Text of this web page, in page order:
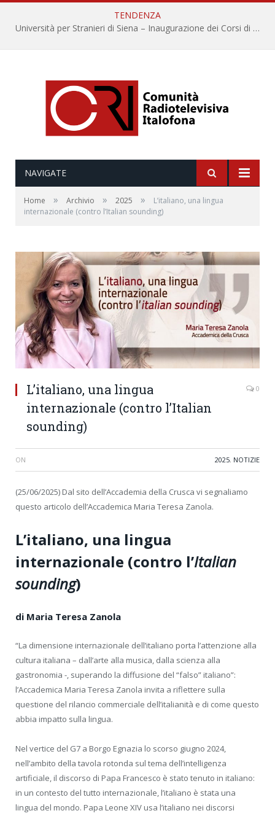
TENDENZA
Università per Stranieri di Siena – Inaugurazione dei Corsi di Lingua e Cultura Italiana, 109a annata
NAVIGATE
Home » Archivio » 2025 »
L’italiano, una lingua
internazionale (contro l’Italian sounding)
L’italiano, una lingua
internazionale (contro l’Italian
sounding)
0
ON 2025, NOTIZIE
(25/06/2025) Dal sito dell’Accademia della Crusca vi segnaliamo
questo articolo dell’Accademica Maria Teresa Zanola.
L’italiano, una lingua
internazionale (contro l’Italian
sounding)
di Maria Teresa Zanola
“La dimensione internazionale dell’italiano porta l’attenzione alla
cultura italiana – dall’arte alla musica, dalla scienza alla
gastronomia -, superando la diffusione del “falso” italiano”:
l’Accademica Maria Teresa Zanola invita a riflettere sulla
questione del rilancio commerciale dell’italianità e di come questo
abbia impatto sulla lingua.
Nel vertice del G7 a Borgo Egnazia lo scorso giugno 2024,
nell’ambito della tavola rotonda sul tema dell’intelligenza
artificiale, il discorso di Papa Francesco è stato tenuto in italiano:
in un contesto del tutto internazionale, l’italiano è stata una
lingua del mondo. Papa Leone XIV usa l’italiano nei discorsi